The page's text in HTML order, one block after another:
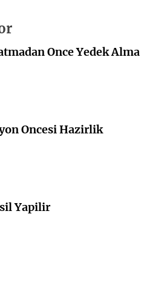
Once Yedek Alma
Oncesi Hazirlik
Yapilir